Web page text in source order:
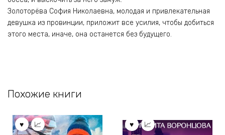
Золоторёва София Николаевна, молодая и привлекательная
девушка из провинции, приложит все усилия, чтобы добиться
этого места, иначе, она останется без будущего.
Похожие книги